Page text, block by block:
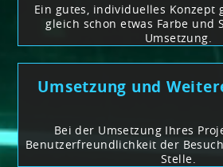
Ein gutes, individuelles Konzept
gleich schon etwas Farbe und
Umsetzung.
Umsetzung und
Bei der Umsetzung Ihres
Benutzerfreundlichkeit der
Stelle.